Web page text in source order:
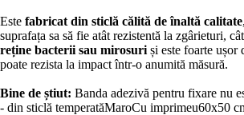
Este fabricat din sticlă călită de înaltă calitate
suprafața sa să fie atât rezistentă la zgârieturi,
reține bacterii sau mirosuri și este foarte ușor
poate rezista la impact într-o anumită măsură.
Bine de știut: Banda adezivă pentru fixare nu
- din sticlă temperatăMaroCu imprimeu60x50